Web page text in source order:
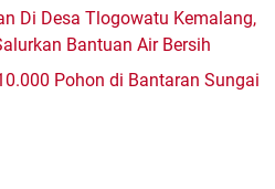
Di Desa Tlogowatu Kemalang,
Bantuan Air Bersih
Pohon di Bantaran Sungai